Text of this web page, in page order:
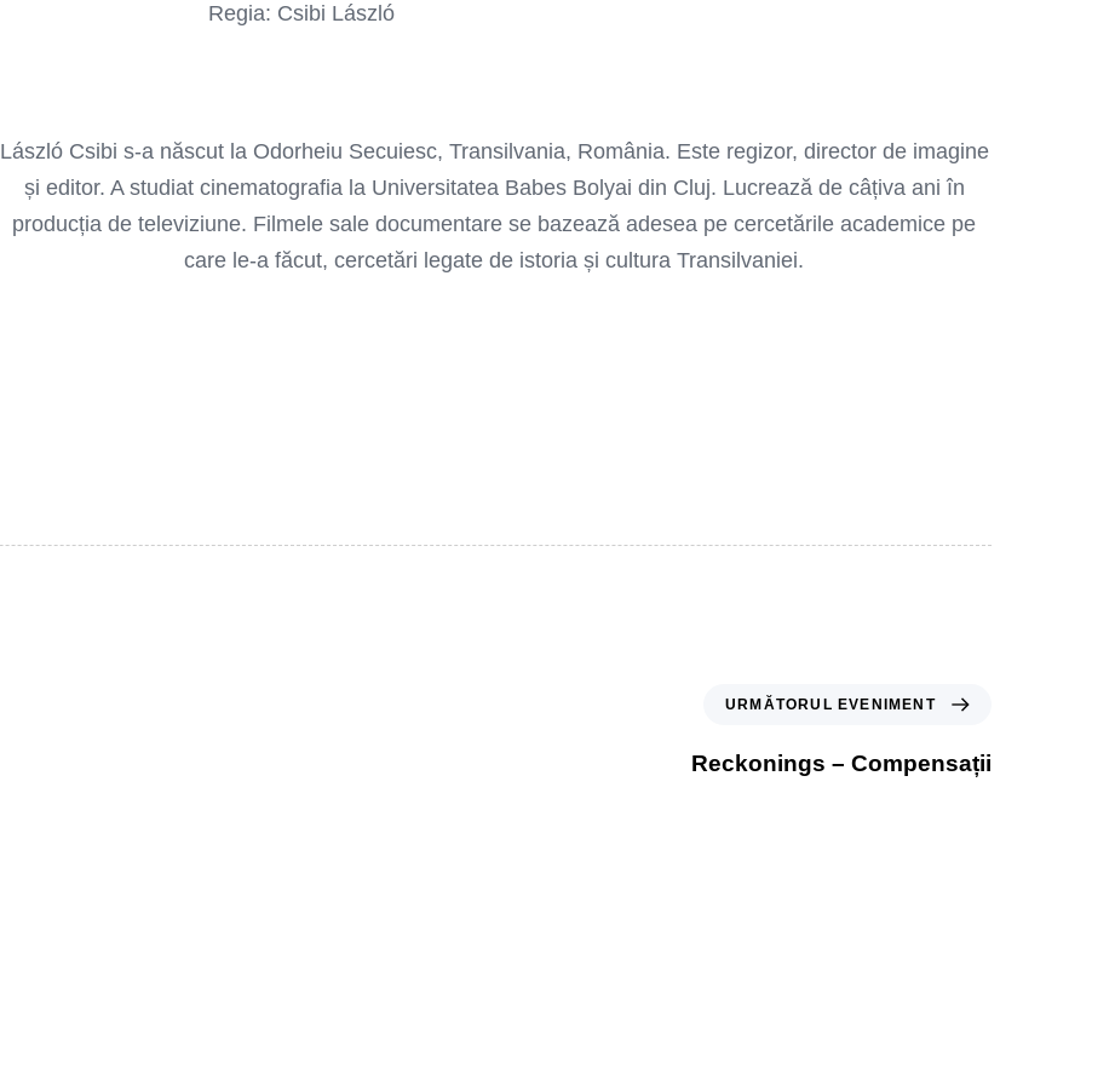
Regia: Csibi László
László Csibi s-a născut la Odorheiu Secuiesc, Transilvania, România. Este regizor, director de imagine
și editor. A studiat cinematografia la Universitatea Babes Bolyai din Cluj. Lucrează de câțiva ani în
producția de televiziune. Filmele sale documentare se bazează adesea pe cercetările academice pe
care le-a făcut, cercetări legate de istoria și cultura Transilvaniei.
URMĂTORUL EVENIMENT
Reckonings – Compensații